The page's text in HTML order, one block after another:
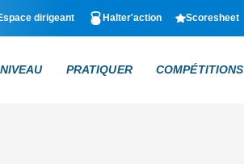
dirigeant Halter'action Scoresheet
PRATIQUER COMPÉTITIONS